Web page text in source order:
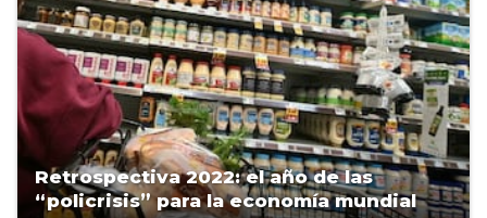
Retrospectiva 2022: el año de las
“policrisis” para la economía mundial